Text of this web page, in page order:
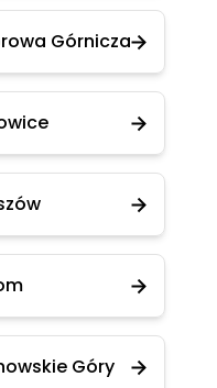
Górnicza
Góry